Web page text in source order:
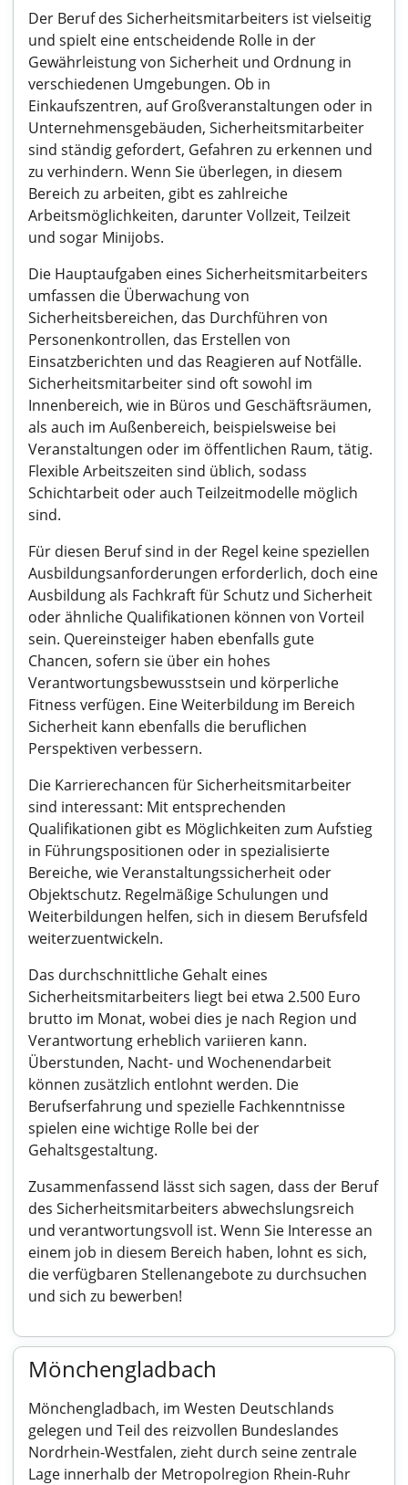
Der Beruf des Sicherheitsmitarbeiters ist vielseitig
und spielt eine entscheidende Rolle in der
Gewährleistung von Sicherheit und Ordnung in
verschiedenen Umgebungen. Ob in
Einkaufszentren, auf Großveranstaltungen oder in
Unternehmensgebäuden, Sicherheitsmitarbeiter
sind ständig gefordert, Gefahren zu erkennen und
zu verhindern. Wenn Sie überlegen, in diesem
Bereich zu arbeiten, gibt es zahlreiche
Arbeitsmöglichkeiten, darunter Vollzeit, Teilzeit
und sogar Minijobs.
Die Hauptaufgaben eines Sicherheitsmitarbeiters
umfassen die Überwachung von
Sicherheitsbereichen, das Durchführen von
Personenkontrollen, das Erstellen von
Einsatzberichten und das Reagieren auf Notfälle.
Sicherheitsmitarbeiter sind oft sowohl im
Innenbereich, wie in Büros und Geschäftsräumen,
als auch im Außenbereich, beispielsweise bei
Veranstaltungen oder im öffentlichen Raum, tätig.
Flexible Arbeitszeiten sind üblich, sodass
Schichtarbeit oder auch Teilzeitmodelle möglich
sind.
Für diesen Beruf sind in der Regel keine speziellen
Ausbildungsanforderungen erforderlich, doch eine
Ausbildung als Fachkraft für Schutz und Sicherheit
oder ähnliche Qualifikationen können von Vorteil
sein. Quereinsteiger haben ebenfalls gute
Chancen, sofern sie über ein hohes
Verantwortungsbewusstsein und körperliche
Fitness verfügen. Eine Weiterbildung im Bereich
Sicherheit kann ebenfalls die beruflichen
Perspektiven verbessern.
Die Karrierechancen für Sicherheitsmitarbeiter
sind interessant: Mit entsprechenden
Qualifikationen gibt es Möglichkeiten zum Aufstieg
in Führungspositionen oder in spezialisierte
Bereiche, wie Veranstaltungssicherheit oder
Objektschutz. Regelmäßige Schulungen und
Weiterbildungen helfen, sich in diesem Berufsfeld
weiterzuentwickeln.
Das durchschnittliche Gehalt eines
Sicherheitsmitarbeiters liegt bei etwa 2.500 Euro
brutto im Monat, wobei dies je nach Region und
Verantwortung erheblich variieren kann.
Überstunden, Nacht- und Wochenendarbeit
können zusätzlich entlohnt werden. Die
Berufserfahrung und spezielle Fachkenntnisse
spielen eine wichtige Rolle bei der
Gehaltsgestaltung.
Zusammenfassend lässt sich sagen, dass der Beruf
des Sicherheitsmitarbeiters abwechslungsreich
und verantwortungsvoll ist. Wenn Sie Interesse an
einem job in diesem Bereich haben, lohnt es sich,
die verfügbaren Stellenangebote zu durchsuchen
und sich zu bewerben!
Mönchengladbach
Mönchengladbach, im Westen Deutschlands
gelegen und Teil des reizvollen Bundeslandes
Nordrhein-Westfalen, zieht durch seine zentrale
Lage innerhalb der Metropolregion Rhein-Ruhr